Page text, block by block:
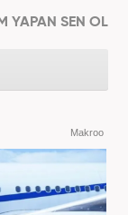
YAPAN SEN OL
Makroo